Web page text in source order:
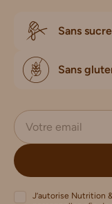
Sans
Sans
J’autorise Nutrition